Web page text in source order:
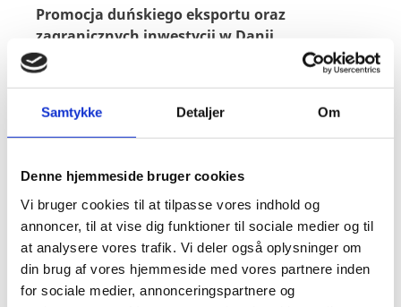
Samtykke Detaljer Om
Denne hjemmeside bruger cookies
Vi bruger cookies til at tilpasse vores indhold og
annoncer, til at vise dig funktioner til sociale medier og til
at analysere vores trafik. Vi deler også oplysninger om
din brug af vores hjemmeside med vores partnere inden
for sociale medier, annonceringspartnere og
Promocja duńskiego eksportu oraz
zagranicznych inwestycji w Danii
Ambasada występuje w roli partnera i doradcy
duńskich firm
firm w Polsce
i na Ukrainie. Ambasada próbuje również
zachęcając tym samym zagraniczne firmy do
inwestowania w Danii. Zadaniem Ambasady jest
także budowa zawodowych kontaktów pomiędzy
duńskimi organizacjami handlowymi a ich
zagranicznymi odpowiednikami, tworzenie
strategicznych przymierzy oraz wszechstronna